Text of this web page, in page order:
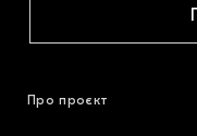
Про проєкт